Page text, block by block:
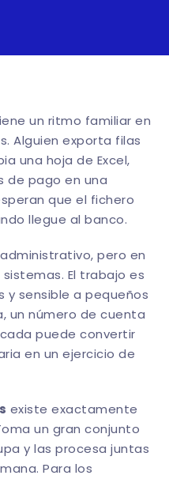
un ritmo familiar en
Alguien exporta filas
una hoja de Excel,
de pago en una
que el fichero
llegue al banco.
pero en
El trabajo es
sensible a pequeños
un número de cuenta
puede convertir
en un ejercicio de
existe exactamente
un gran conjunto
y las procesa juntas
Para los